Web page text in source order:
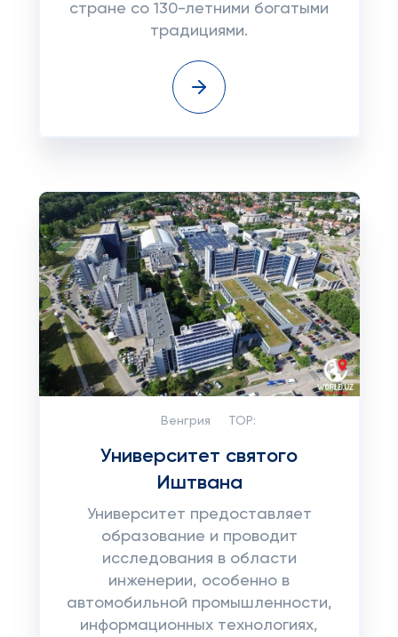
стране со 130-летними богатыми
традициями.
Венгрия TOP:
Университет святого
Иштвана
Университет предоставляет
образование и проводит
исследования в области
инженерии, особенно в
автомобильной промышленности,
информационных технологиях,